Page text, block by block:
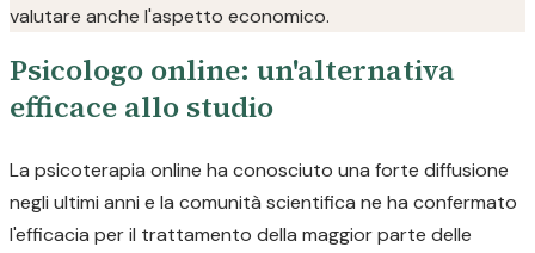
valutare anche l'aspetto economico.
Psicologo online: un'alternativa
efficace allo studio
La psicoterapia online ha conosciuto una forte diffusione
negli ultimi anni e la comunità scientifica ne ha confermato
l'efficacia per il trattamento della maggior parte delle